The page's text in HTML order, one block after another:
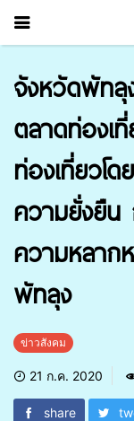
จังหวัดพัทลุ
ตลาดท่องเ
ท่องเที่ยวโ
ความยั่งยืน
ความหลาก
พัทลุง
ข่าวสังคม
21 ก.ค. 2020
share